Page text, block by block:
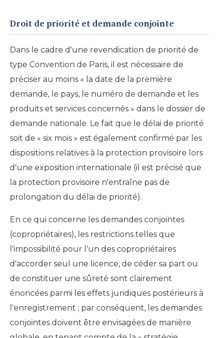
Droit de priorité et demande conjointe
Dans le cadre d'une revendication de priorité de
type Convention de Paris, il est nécessaire de
préciser au moins « la date de la première
demande, le pays, le numéro de demande et les
produits et services concernés » dans le dossier de
demande nationale. Le fait que le délai de priorité
soit de « six mois » est également confirmé par les
dispositions relatives à la protection provisoire lors
d'une exposition internationale (il est précisé que
la protection provisoire n'entraîne pas de
prolongation du délai de priorité).
En ce qui concerne les demandes conjointes
(copropriétaires), les restrictions telles que
l'impossibilité pour l'un des copropriétaires
d'accorder seul une licence, de céder sa part ou
de constituer une sûreté sont clairement
énoncées parmi les effets juridiques postérieurs à
l'enregistrement ; par conséquent, les demandes
conjointes doivent être envisagées de manière